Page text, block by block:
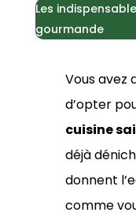
Les
gourmande
Vous avez
d’opter
cuisine
déjà
donnent
comme